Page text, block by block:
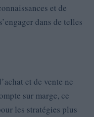
et de
dans de telles
et de vente ne
sur marge, ce
les stratégies plus